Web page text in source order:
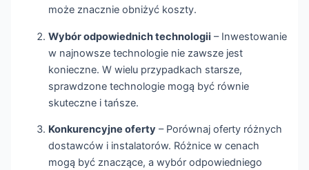
może znacznie obniżyć koszty.
Wybór odpowiednich technologii – Inwestowanie
w najnowsze technologie nie zawsze jest
konieczne. W wielu przypadkach starsze,
sprawdzone technologie mogą być równie
skuteczne i tańsze.
Konkurencyjne oferty – Porównaj oferty różnych
dostawców i instalatorów. Różnice w cenach
mogą być znaczące, a wybór odpowiedniego